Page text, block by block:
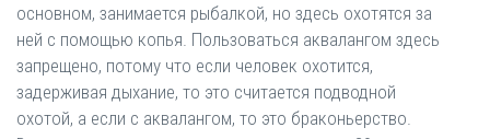
основном, занимается рыбалкой, но здесь охотятся за
ней с помощью копья. Пользоваться аквалангом здесь
запрещено, потому что если человек охотится,
задерживая дыхание, то это считается подводной
охотой, а если с аквалангом, то это браконьерство.